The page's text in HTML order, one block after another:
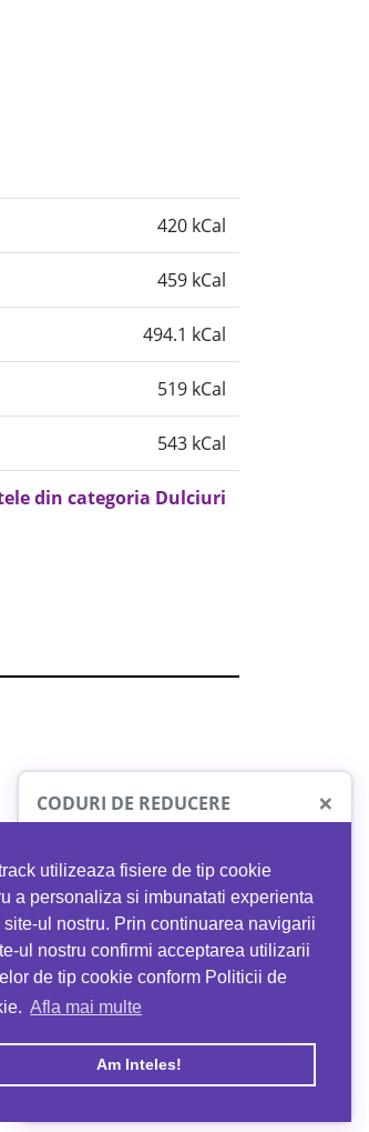
utilizeaza fisiere de tip cookie
a personaliza si imbunatati experienta
site-ul nostru. Prin continuarea navigarii
ul nostru confirmi acceptarea utilizarii
de tip cookie conform Politicii de
Afla mai multe
Am Inteles!
420 kCal
459 kCal
494.1 kCal
519 kCal
543 kCal
din categoria Dulciuri
CODURI DE REDUCERE ×
MYPROTEIN
Ai40%reducere la orice comandă
folosind codul EATTRACK